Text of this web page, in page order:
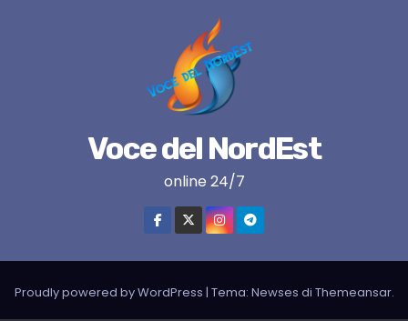
Voce del NordEst
online 24/7
Proudly powered by WordPress | Tema: Newses di Themeansar.